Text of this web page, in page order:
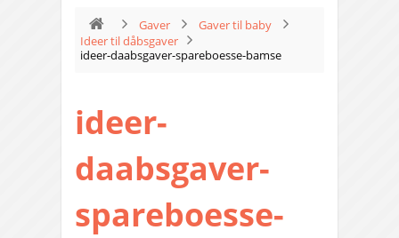
Gaver
Gaver til baby
Ideer til dåbsgaver
ideer-daabsgaver-spareboesse-bamse
ideer-
daabsgaver-
spareboesse-